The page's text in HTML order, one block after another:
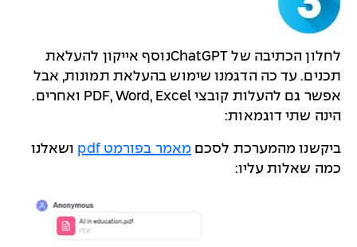
לחלון הכתיבה של ChatGPTנוסף אייקון להעלאת
תכנים. עד כה הדגמנו שימוש בהעלאת תמונות, אבל
אפשר גם להעלות קובצי PDF, Word, Excel ואחרים.
הינה שתי דוגמאות:
ביקשנו מהמערכת לסכםמאמר בפורמט pdf
ושאלנו
כמה שאלות עליו: